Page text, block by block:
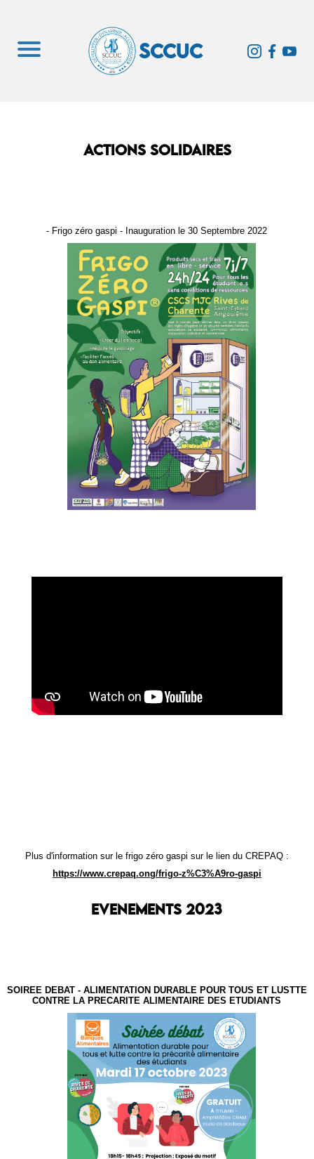
SCCUC
ACTIONS SOLIDAIRES
- Frigo zéro gaspi - Inauguration le 30 Septembre 2022
Plus d'information sur le frigo zéro gaspi sur le lien du CREPAQ :
https://www.crepaq.ong/frigo-z%C3%A9ro-gaspi
EVENEMENTS 2023
SOIREE DEBAT - ALIMENTATION DURABLE POUR TOUS ET LUSTTE
CONTRE LA PRECARITE ALIMENTAIRE DES ETUDIANTS